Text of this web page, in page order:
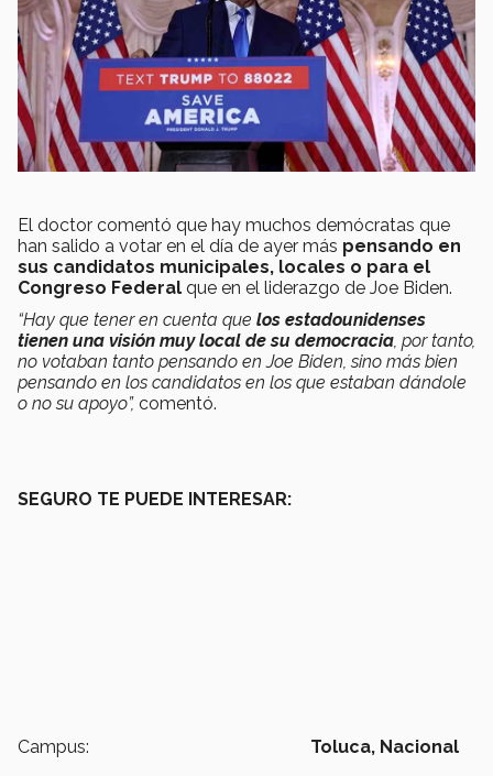
El doctor comentó que hay muchos demócratas que
han salido a votar en el día de ayer más pensando en
sus candidatos municipales, locales o para el
Congreso Federal que en el liderazgo de Joe Biden.
“Hay que tener en cuenta que los estadounidenses
tienen una visión muy local de su democracia, por tanto,
no votaban tanto pensando en Joe Biden, sino más bien
pensando en los candidatos en los que estaban dándole
o no su apoyo”, comentó.
SEGURO TE PUEDE INTERESAR:
Campus: Toluca, Nacional